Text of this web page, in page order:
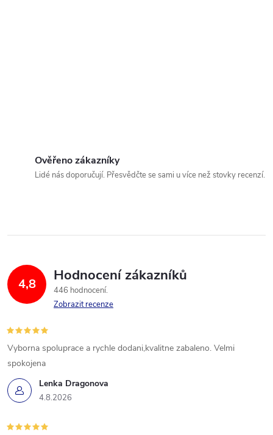
Ověřeno zákazníky
Lidé nás doporučují. Přesvědčte se sami u více než stovky recenzí.
4,8 Hodnocení zákazníků
446 hodnocení
Zobrazit recenze
Lenka Dragonova
4.8.2026
Vyborna spoluprace a rychle dodani,kvalitne zabaleno. Velmi
spokojena